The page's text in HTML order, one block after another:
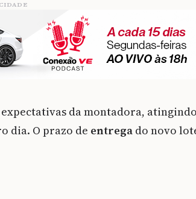
da montadora,
dia. O prazo de entrega do novo